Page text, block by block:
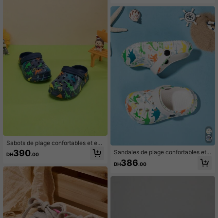
Sabots de plage confortables et en
EVA respirante avec motif de dessin
animé, pour garçons
DH390.00
Sandales de plage confortables et e
n EVA pour jeunes enfants, été
DH386.00